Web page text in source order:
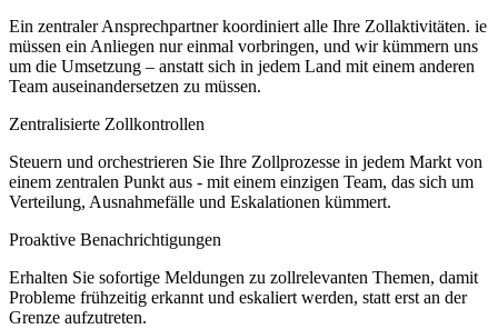
Ein zentraler Ansprechpartner koordiniert alle Ihre Zollaktivitäten. ie
müssen ein Anliegen nur einmal vorbringen, und wir kümmern uns
um die Umsetzung – anstatt sich in jedem Land mit einem anderen
Team auseinandersetzen zu müssen.
Zentralisierte Zollkontrollen
Steuern und orchestrieren Sie Ihre Zollprozesse in jedem Markt von
einem zentralen Punkt aus - mit einem einzigen Team, das sich um
Verteilung, Ausnahmefälle und Eskalationen kümmert.
Proaktive Benachrichtigungen
Erhalten Sie sofortige Meldungen zu zollrelevanten Themen, damit
Probleme frühzeitig erkannt und eskaliert werden, statt erst an der
Grenze aufzutreten.